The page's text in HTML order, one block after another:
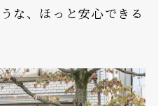
な、ほっと安心できる